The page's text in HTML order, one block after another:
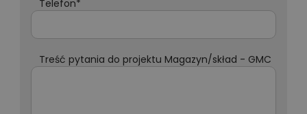
Telefon*
Treść pytania do projektu Magazyn/skład - GMC39*